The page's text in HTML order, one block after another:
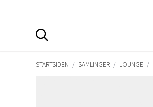
STARTSIDEN / SAMLINGER / LOUNGE /